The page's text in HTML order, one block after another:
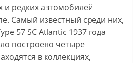
и редких автомобилей
Самый известный среди них,
57 SC Atlantic 1937 года
построено четыре
в коллекциях,